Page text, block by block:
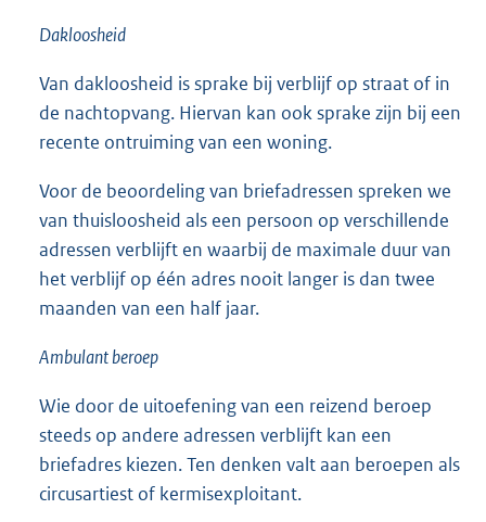
Dakloosheid
Van dakloosheid is sprake bij verblijf op straat of in
de nachtopvang. Hiervan kan ook sprake zijn bij een
recente ontruiming van een woning.
Voor de beoordeling van briefadressen spreken we
van thuisloosheid als een persoon op verschillende
adressen verblijft en waarbij de maximale duur van
het verblijf op één adres nooit langer is dan twee
maanden van een half jaar.
Ambulant beroep
Wie door de uitoefening van een reizend beroep
steeds op andere adressen verblijft kan een
briefadres kiezen. Ten denken valt aan beroepen als
circusartiest of kermisexploitant.